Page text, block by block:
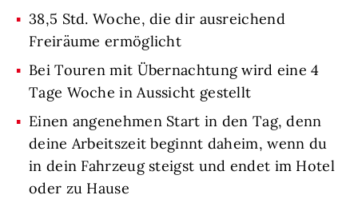
38,5 Std. Woche, die dir ausreichend
Freiräume ermöglicht
Bei Touren mit Übernachtung wird eine 4
Tage Woche in Aussicht gestellt
Einen angenehmen Start in den Tag, denn
deine Arbeitszeit beginnt daheim, wenn du
in dein Fahrzeug steigst und endet im Hotel
oder zu Hause